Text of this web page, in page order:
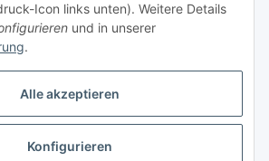
Icon links unten). Weitere Details
und in unserer
.
Alle akzeptieren
Konfigurieren